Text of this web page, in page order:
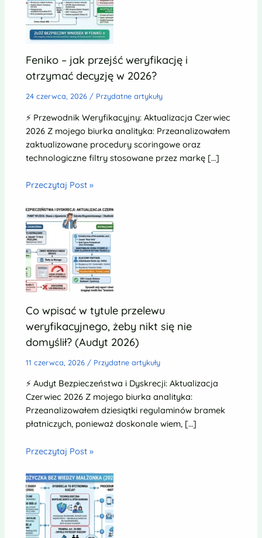
Feniko – jak przejść weryfikację i
otrzymać decyzję w 2026?
24 czerwca, 2026 / Przydatne artykuły
⚡ Przewodnik Weryfikacyjny: Aktualizacja Czerwiec
2026 Z mojego biurka analityka: Przeanalizowałem
zaktualizowane procedury scoringowe oraz
technologiczne filtry stosowane przez markę […]
Przeczytaj Post »
Co wpisać w tytule przelewu
weryfikacyjnego, żeby nikt się nie
domyślił? (Audyt 2026)
11 czerwca, 2026 / Przydatne artykuły
⚡ Audyt Bezpieczeństwa i Dyskrecji: Aktualizacja
Czerwiec 2026 Z mojego biurka analityka:
Przeanalizowałem dziesiątki regulaminów bramek
płatniczych, ponieważ doskonale wiem, […]
Przeczytaj Post »